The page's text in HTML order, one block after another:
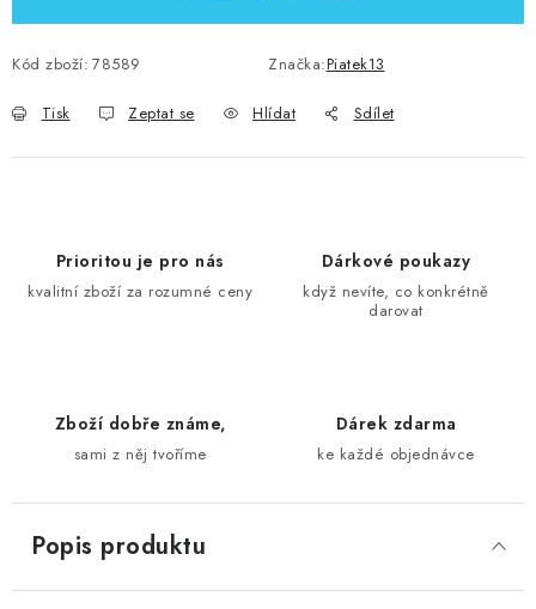
Kód zboží: 78589 Značka:Piatek13
Tisk Zeptat se Hlídat Sdílet
Prioritou je pro nás
kvalitní zboží za rozumné ceny
Dárkové poukazy
když nevíte, co konkrétně
darovat
Zboží dobře známe,
sami z něj tvoříme
Dárek zdarma
ke každé objednávce
Popis produktu